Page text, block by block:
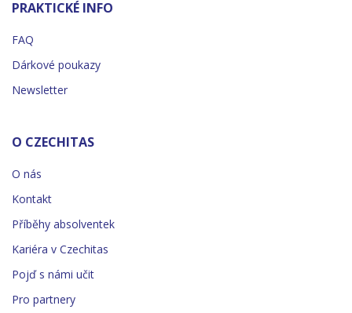
PRAKTICKÉ INFO
FAQ
Dárkové poukazy
Newsletter
O CZECHITAS
O nás
Kontakt
Příběhy absolventek
Kariéra v Czechitas
Pojď s námi učit
Pro partnery